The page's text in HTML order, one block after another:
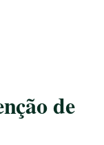
de